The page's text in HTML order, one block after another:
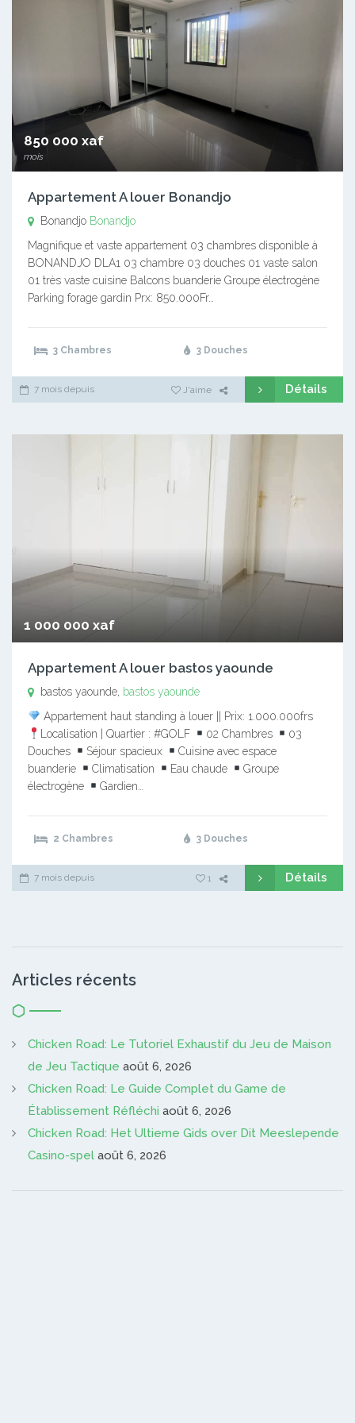
850 000 xaf
mois
Appartement A louer Bonandjo
Bonandjo Bonandjo
Magnifique et vaste appartement 03 chambres disponible à
BONANDJO DLA1 03 chambre 03 douches 01 vaste salon
01 très vaste cuisine Balcons buanderie Groupe électrogène
Parking forage gardin Prx: 850.000Fr…
3 Chambres 3 Douches
7 mois depuis J'aime Détails
1 000 000 xaf
Appartement A louer bastos yaounde
bastos yaounde, bastos yaounde
Appartement haut standing à louer || Prix: 1.000.000frs
Localisation | Quartier : #GOLF
02 Chambres
03
Douches
Séjour spacieux
Cuisine avec espace
buanderie
Climatisation Eau chaude
Groupe
électrogène
Gardien…
2 Chambres 3 Douches
7 mois depuis 1 Détails
Articles récents
Chicken Road: Le Tutoriel Exhaustif du Jeu de Maison
de Jeu Tactique août 6, 2026
Chicken Road: Le Guide Complet du Game de
Établissement Réfléchi août 6, 2026
Chicken Road: Het Ultieme Gids over Dit Meeslepende
Casino-spel août 6, 2026